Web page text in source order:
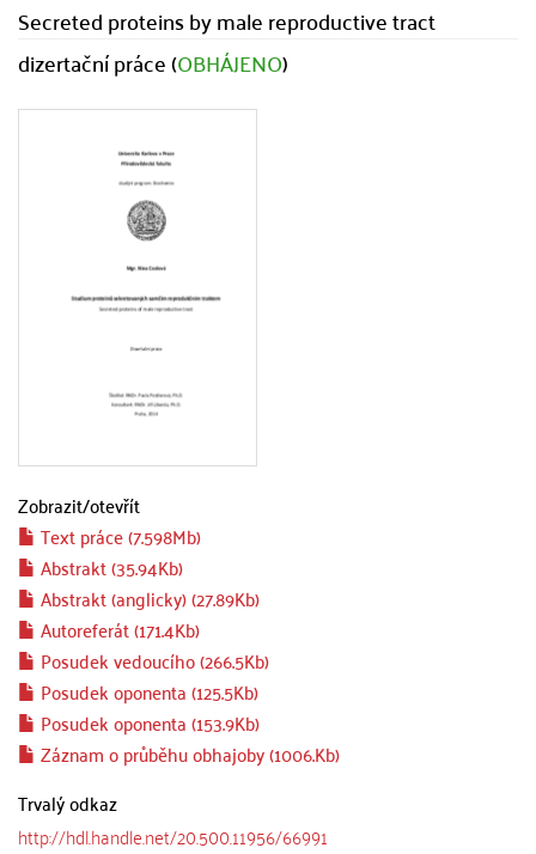
Secreted proteins by male reproductive tract
dizertační práce (OBHÁJENO)
Zobrazit/otevřít
Text práce (7.598Mb)
Abstrakt (35.94Kb)
Abstrakt (anglicky) (27.89Kb)
Autoreferát (171.4Kb)
Posudek vedoucího (266.5Kb)
Posudek oponenta (125.5Kb)
Posudek oponenta (153.9Kb)
Záznam o průběhu obhajoby (1006.Kb)
Trvalý odkaz
http://hdl.handle.net/20.500.11956/66991